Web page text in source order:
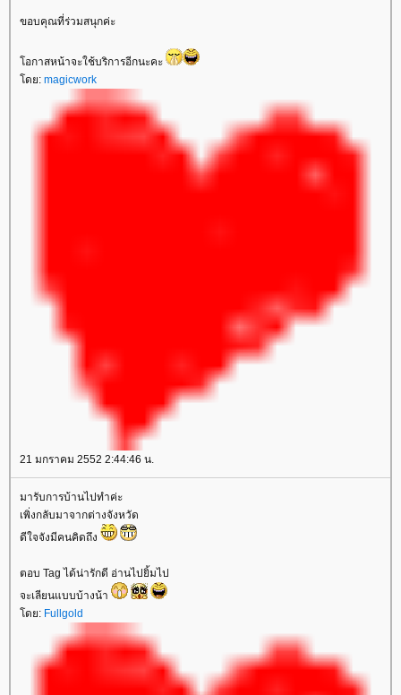
ขอบคุณที่ร่วมสนุกค่ะ
โอกาสหน้าจะใช้บริการอีกนะคะ
โดย: magicwork
21 มกราคม 2552 2:44:46 น.
มารับการบ้านไปทำค่ะ
เพิ่งกลับมาจากต่างจังหวัด
ดีใจจังมีคนคิดถึง
ตอบ Tag ได้น่ารักดี อ่านไปยิ้มไป
จะเลียนแบบบ้างน้า
โดย: Fullgold